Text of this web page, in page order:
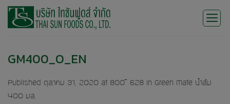
Skip
GM400_O_EN
Published ตุลาคม 31, 2020 at 800 × 628 in Green Mate น้ำส้ม
400 มล.